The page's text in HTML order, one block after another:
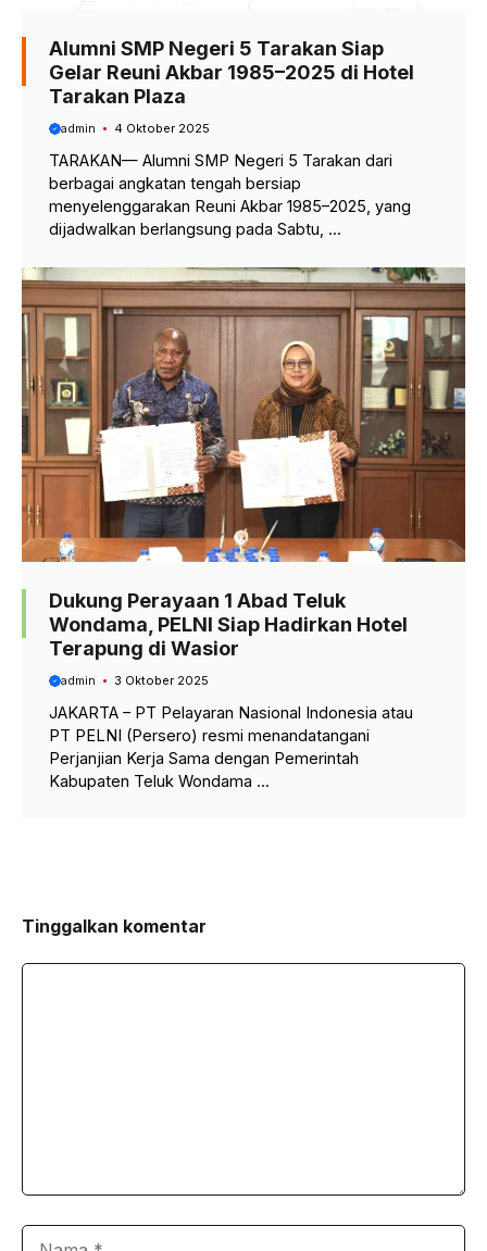
Alumni SMP Negeri 5 Tarakan Siap
Gelar Reuni Akbar 1985–2025 di Hotel
Tarakan Plaza
admin 4 Oktober 2025
TARAKAN— Alumni SMP Negeri 5 Tarakan dari
berbagai angkatan tengah bersiap
menyelenggarakan Reuni Akbar 1985–2025, yang
dijadwalkan berlangsung pada Sabtu, ...
Dukung Perayaan 1 Abad Teluk
Wondama, PELNI Siap Hadirkan Hotel
Terapung di Wasior
admin 3 Oktober 2025
JAKARTA – PT Pelayaran Nasional Indonesia atau
PT PELNI (Persero) resmi menandatangani
Perjanjian Kerja Sama dengan Pemerintah
Kabupaten Teluk Wondama ...
Tinggalkan komentar